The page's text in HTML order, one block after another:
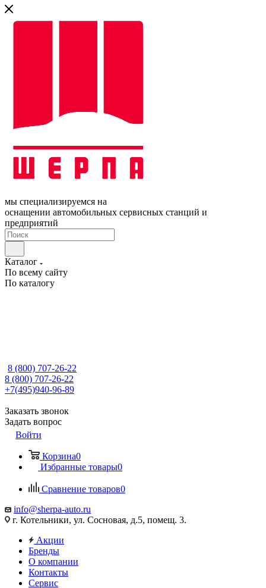
мы специализируемся на
оснащении автомобильных сервисных станций и
предприятий
Каталог
По всему сайту
По каталогу
8 (800) 707-26-22
8 (800) 707-26-22
+7(495)940-96-89
Заказать звонок
Задать вопрос
Войти
Корзина0
Избранные товары0
Сравнение товаров0
info@sherpa-auto.ru
г. Котельники, ул. Сосновая, д.5, помещ. 3.
Акции
Бренды
О компании
Контакты
Сервис